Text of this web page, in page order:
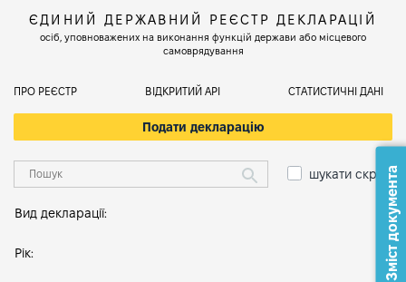
ЄДИНИЙ ДЕРЖАВНИЙ РЕЄСТР ДЕКЛАРАЦІЙ
осіб, уповноважених на виконання функцій держави або місцевого
самоврядування
ПРО РЕЄСТР ВІДКРИТИЙ АРІ СТАТИСТИЧНІ ДАНІ
Подати декларацію
шукати скрізь
Вид декларації:
Рік: Зміст документа